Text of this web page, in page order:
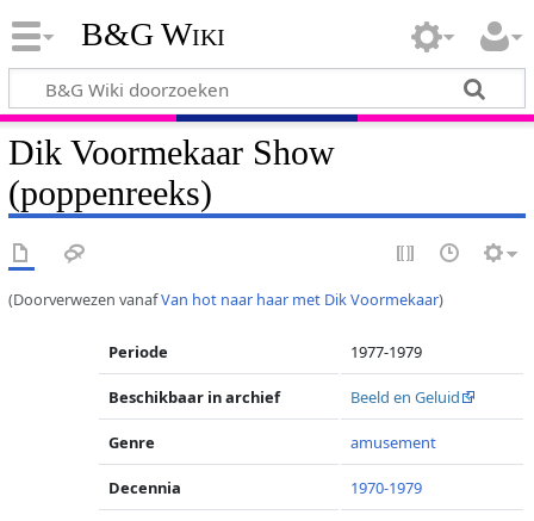
B&G Wiki
Dik Voormekaar Show
(poppenreeks)
(Doorverwezen vanafVan hot naar haar met Dik Voormekaar)
Periode 1977-1979
Beschikbaar in archief Beeld en Geluid
Genre amusement
Decennia 1970-1979